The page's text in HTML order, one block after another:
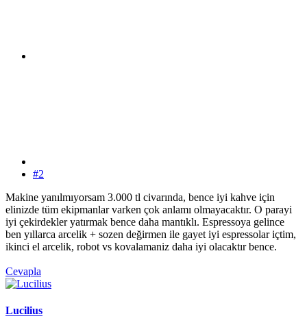
#2
Makine yanılmıyorsam 3.000 tl civarında, bence iyi kahve için
elinizde tüm ekipmanlar varken çok anlamı olmayacaktır. O parayi
iyi çekirdekler yatırmak bence daha mantıklı. Espressoya gelince
ben yıllarca arcelik + sozen değirmen ile gayet iyi espressolar içtim,
ikinci el arcelik, robot vs kovalamaniz daha iyi olacaktır bence.
Cevapla
Lucilius